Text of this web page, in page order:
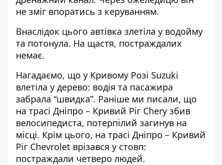
не зміг впоратись з керуванням.
Внаслідок цього автівка злетіла у водойму
та потонула. На щастя, постраждалих
немає.
Нагадаємо, що у Кривому Розі Suzuki
влетіла у дерево: водія та пасажира
забрала “швидка”. Раніше ми писали, що
на трасі Дніпро – Кривий Ріг Chery збив
велосипедиста, потерпілий загинув на
місці. Крім цього, на трасі Дніпро – Кривий
Ріг Chevrolet врізався у стовп:
постраждали четверо людей.